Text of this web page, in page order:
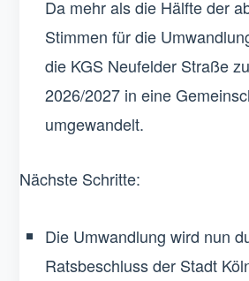
Da mehr als die Hälfte der
Stimmen für die
die KGS Neufelder Straße
2026/2027 in eine
umgewandelt.
Nächste Schritte:
Die Umwandlung wird nun
Ratsbeschluss der Stadt